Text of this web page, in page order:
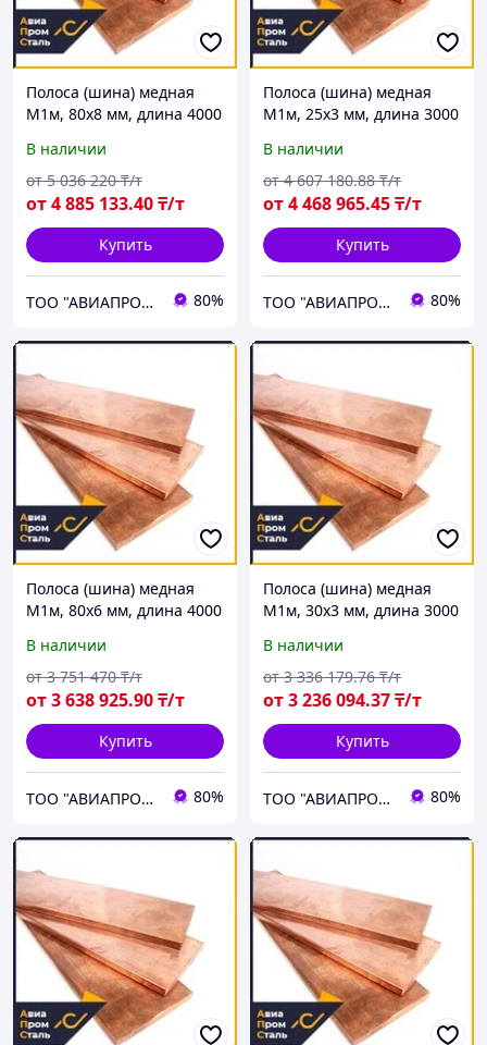
Полоса (шина) медная
М1м, 80х8 мм, длина 4000
В наличии
от4 885 133.40₸/т
от 5 036 220 ₸/т
Купить
ТОО "АВИАПРОМСТАЛЬ" 80%
Полоса (шина) медная
М1м, 25х3 мм, длина 3000
В наличии
от4 468 965.45₸/т
от 4 607 180.88 ₸/т
Купить
ТОО "АВИАПРОМСТАЛЬ" 80%
Полоса (шина) медная
М1м, 80х6 мм, длина 4000
В наличии
от3 638 925.90₸/т
от 3 751 470 ₸/т
Купить
ТОО "АВИАПРОМСТАЛЬ" 80%
Полоса (шина) медная
М1м, 30х3 мм, длина 3000
В наличии
от3 236 094.37₸/т
от 3 336 179.76 ₸/т
Купить
ТОО "АВИАПРОМСТАЛЬ" 80%